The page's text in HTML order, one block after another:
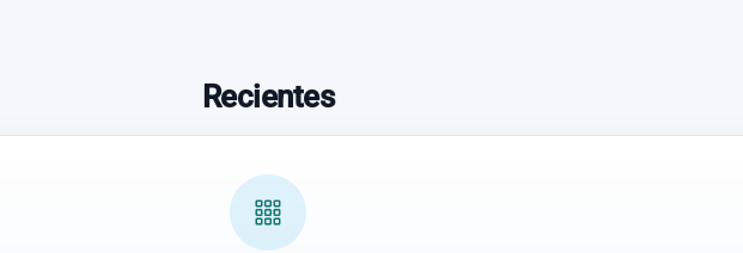
Recientes